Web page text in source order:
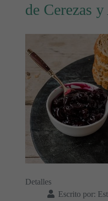
de Cerezas
Detalles
Escrito por: